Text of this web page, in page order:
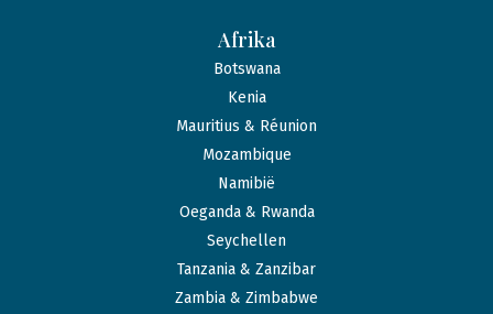
Afrika
Botswana
Kenia
Mauritius & Réunion
Mozambique
Namibië
Oeganda & Rwanda
Seychellen
Tanzania & Zanzibar
Zambia & Zimbabwe